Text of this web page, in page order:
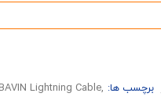
برچسب ها: ,CB262 BAVIN Lightning Cable,کابل لایتنینگ 12 وات BAVIN مدل CB262 سری Bold Wire,خرید عمده کابل لایتنینگ 12 وات BAVIN مدل CB262 سری Bold Wire